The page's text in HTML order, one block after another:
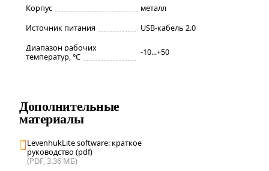
Корпус
металл
Источник питания
USB-кабель 2.0
Диапазон рабочих
температур, °С
-10...+50
Дополнительные
материалы
LevenhukLite software: краткое
руководство (pdf)
(PDF, 3.36 МБ)